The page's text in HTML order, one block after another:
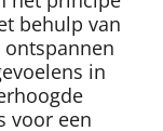
behulp van
in
voor een